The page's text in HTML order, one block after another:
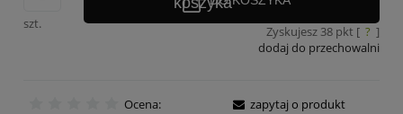
szt. Zyskujesz 38pkt [ ? ]
dodaj do przechowalni
Ocena:
zapytaj o produkt